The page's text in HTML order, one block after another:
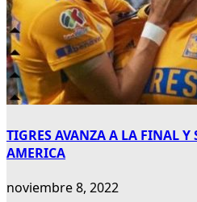
TIGRES AVANZA A LA FINAL Y
AMERICA
noviembre 8, 2022